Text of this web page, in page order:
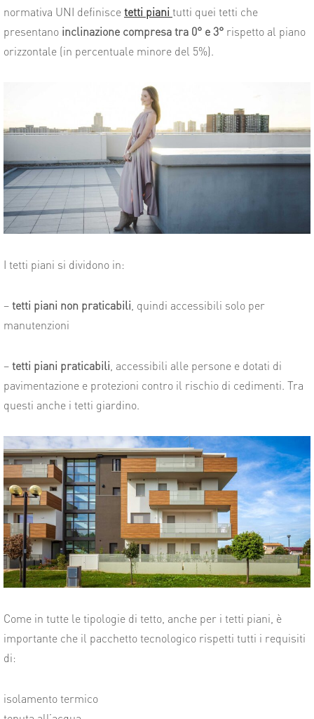
normativa UNI definiscetetti piani tutti quei tetti che
presentano inclinazione compresa tra 0° e 3° rispetto al piano
orizzontale (in percentuale minore del 5%).
I tetti piani si dividono in:
–tetti piani non praticabili , quindi accessibili solo per
manutenzioni
–tetti piani praticabili , accessibili alle persone e dotati di
pavimentazione e protezioni contro il rischio di cedimenti. Tra
questi anche i tetti giardino.
Come in tutte le tipologie di tetto, anche per i tetti piani, è
importante che il pacchetto tecnologico rispetti tutti i requisiti
di:
isolamento termico